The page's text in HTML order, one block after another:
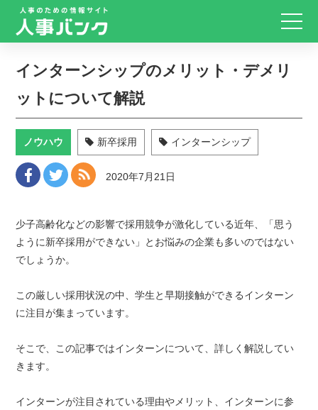
インターンシップのメリット・デメリ
ットについて解説
ノウハウ 新卒採用 インターンシップ
2020年7月21日
少子高齢化などの影響で採用競争が激化している近年、「思う
ように新卒採用ができない」とお悩みの企業も多いのではない
でしょうか。
この厳しい採用状況の中、学生と早期接触ができるインターン
に注目が集まっています。
そこで、この記事ではインターンについて、詳しく解説してい
きます。
インターンが注目されている理由やメリット、インターンに参